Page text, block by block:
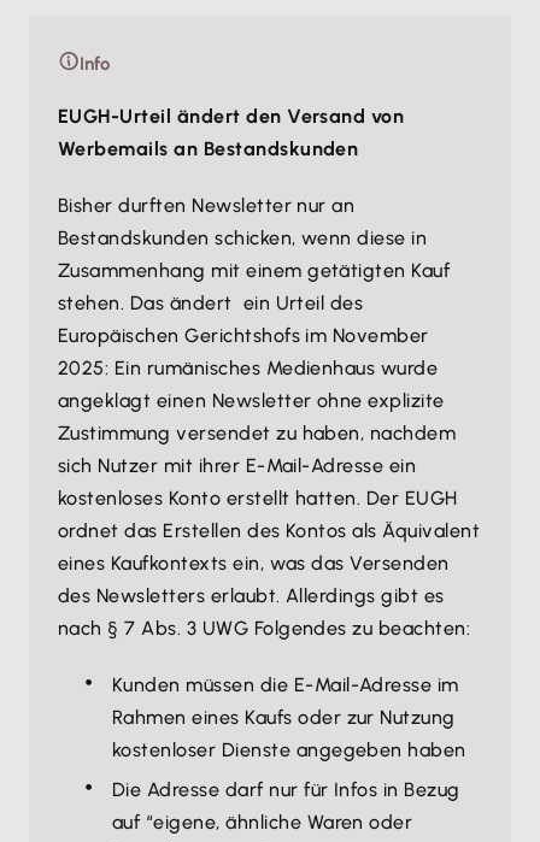
Info
EUGH-Urteil ändert den Versand von
Werbemails an Bestandskunden
Bisher durften Newsletter nur an
Bestandskunden schicken, wenn diese in
Zusammenhang mit einem getätigten Kauf
stehen. Das ändert ein Urteil des
Europäischen Gerichtshofs im November
2025: Ein rumänisches Medienhaus wurde
angeklagt einen Newsletter ohne explizite
Zustimmung versendet zu haben, nachdem
sich Nutzer mit ihrer E-Mail-Adresse ein
kostenloses Konto erstellt hatten. Der EUGH
ordnet das Erstellen des Kontos als Äquivalent
eines Kaufkontexts ein, was das Versenden
des Newsletters erlaubt. Allerdings gibt es
nach § 7 Abs. 3 UWG Folgendes zu beachten:
Kunden müssen die E-Mail-Adresse im
Rahmen eines Kaufs oder zur Nutzung
kostenloser Dienste angegeben haben
Die Adresse darf nur für Infos in Bezug
auf “eigene, ähnliche Waren oder